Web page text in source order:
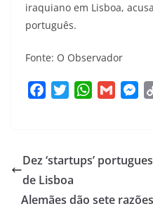
iraquiano em Lisboa,
português.
Fonte: O Observador
b
o
o
t
e
r
W
s
p
l
M
e
g
Dez ‘startups’
de Lisboa
Alemães dão sete